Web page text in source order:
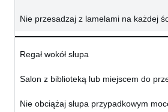
Nie przesadzaj z lamelami na każdej
Regał wokół słupa
Salon z biblioteką lub miejscem do
Nie obciążaj słupa przypadkowym